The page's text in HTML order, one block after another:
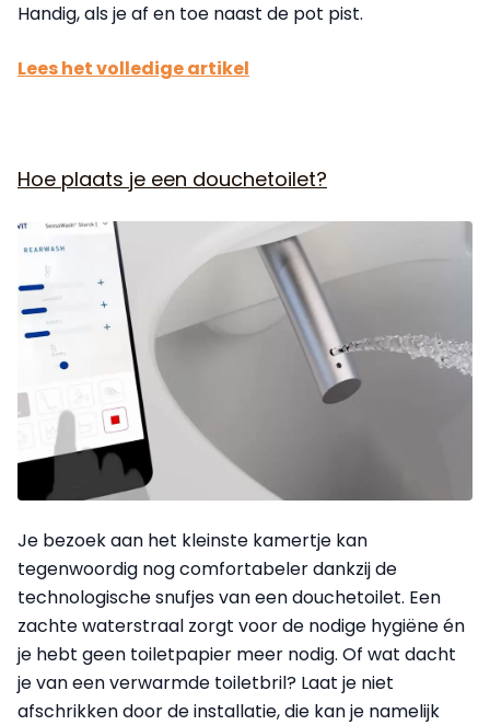
Handig, als je af en toe naast de pot pist.
Lees het volledige artikel
Hoe plaats je een douchetoilet?
Je bezoek aan het kleinste kamertje kan
tegenwoordig nog comfortabeler dankzij de
technologische snufjes van een douchetoilet. Een
zachte waterstraal zorgt voor de nodige hygiëne én
je hebt geen toiletpapier meer nodig. Of wat dacht
je van een verwarmde toiletbril? Laat je niet
afschrikken door de installatie, die kan je namelijk